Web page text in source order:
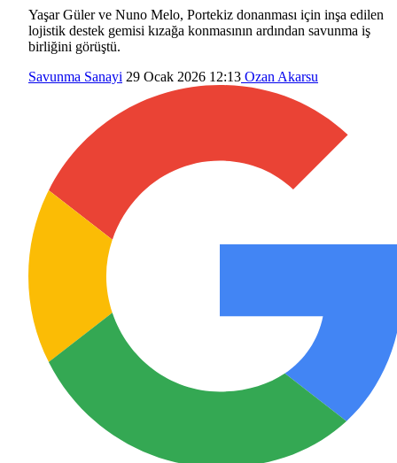
Yaşar Güler ve Nuno Melo, Portekiz donanması için inşa edilen
lojistik destek gemisi kızağa konmasının ardından savunma iş
birliğini görüştü.
Savunma Sanayi 29 Ocak 2026 12:13 Ozan Akarsu